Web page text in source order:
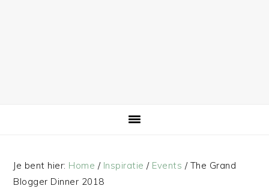
Je bent hier: Home / Inspiratie / Events /The Grand
Blogger Dinner 2018